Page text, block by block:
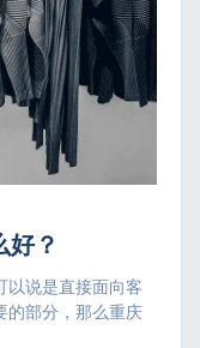
好？
以说是直接面向客
的部分，那么重庆